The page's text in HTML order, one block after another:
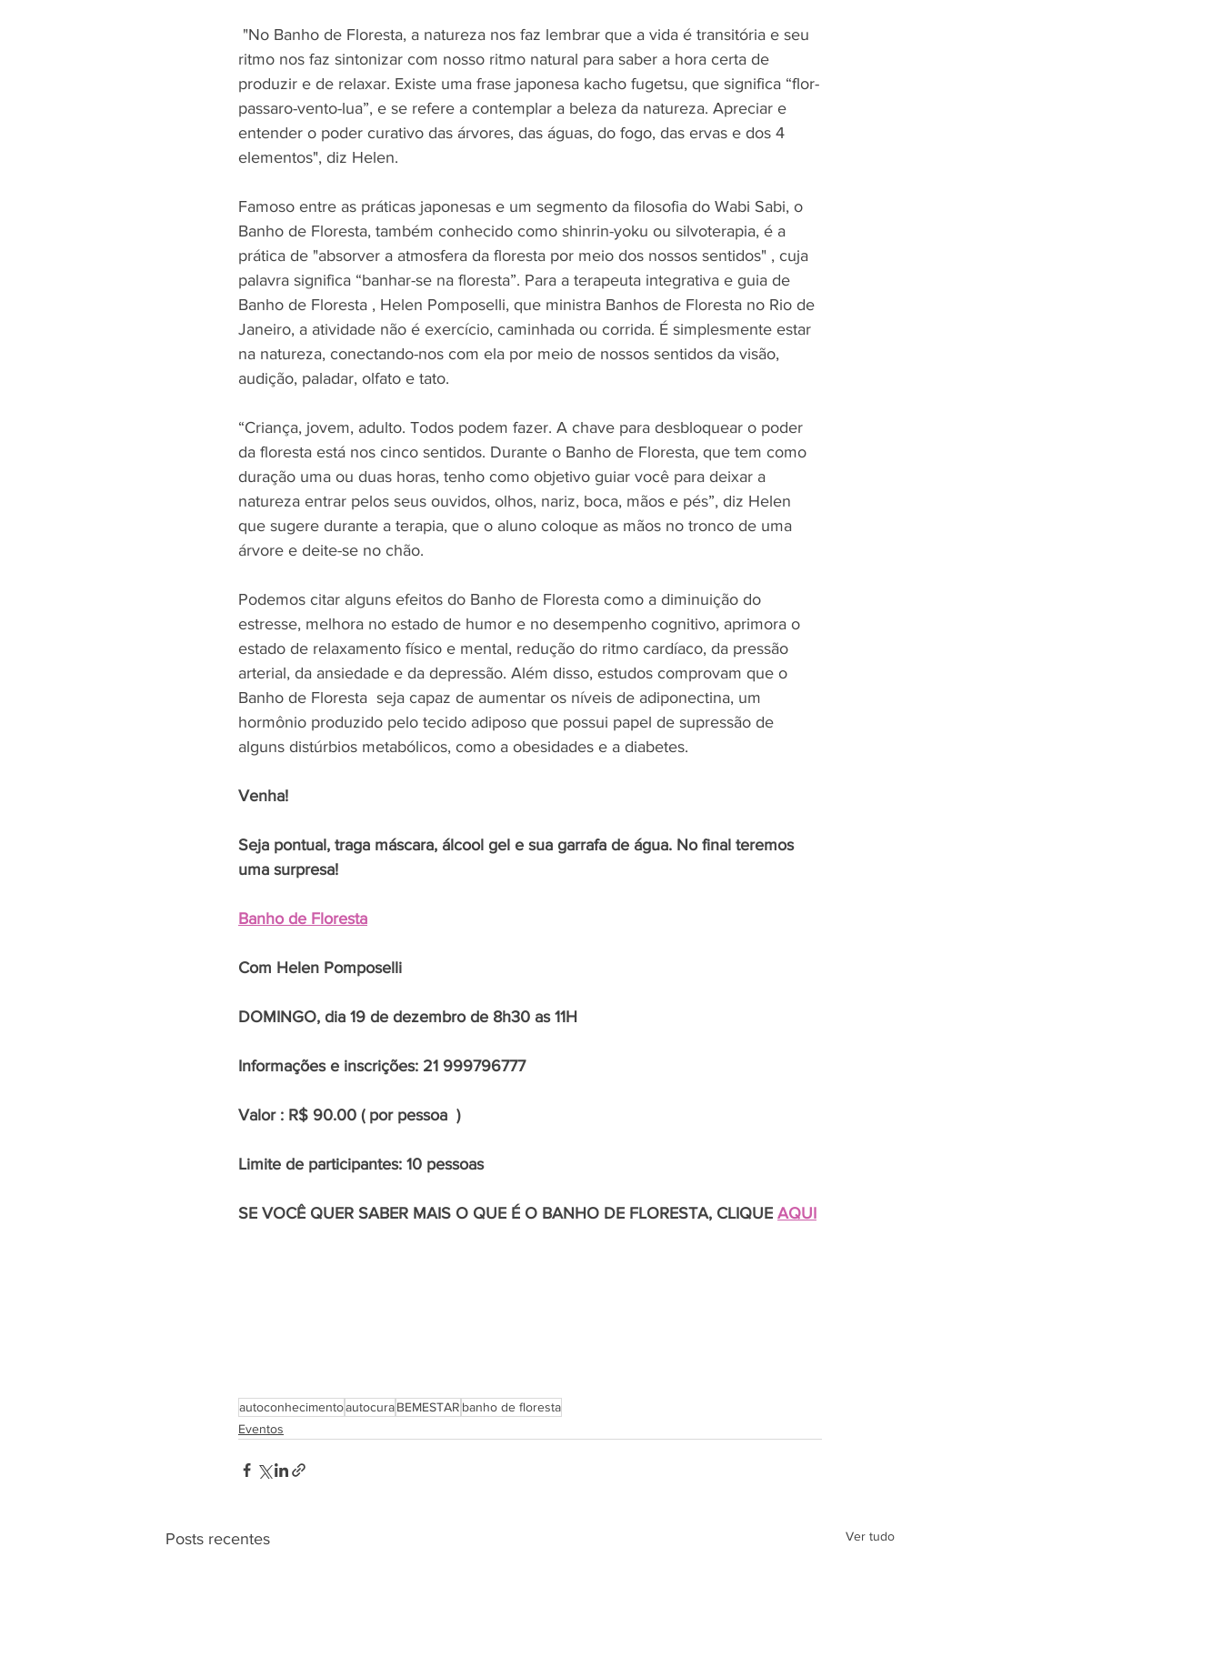
ritmo nos faz sintonizar com nosso ritmo natural para saber a hora certa de
produzir e de relaxar. Existe uma frase japonesa kacho fugetsu, que significa “flor-
passaro-vento-lua”, e se refere a contemplar a beleza da natureza. Apreciar e
entender o poder curativo das árvores, das águas, do fogo, das ervas e dos 4
elementos", diz Helen.
Famoso entre as práticas japonesas e um segmento da filosofia do Wabi Sabi, o
Banho de Floresta, também conhecido como shinrin-yoku ou silvoterapia, é a
prática de "absorver a atmosfera da floresta por meio dos nossos sentidos" , cuja
palavra significa “banhar-se na floresta”. Para a terapeuta integrativa e guia de
Banho de Floresta , Helen Pomposelli, que ministra Banhos de Floresta no Rio de
Janeiro, a atividade não é exercício, caminhada ou corrida. É simplesmente estar
na natureza, conectando-nos com ela por meio de nossos sentidos da visão,
audição, paladar, olfato e tato.
“Criança, jovem, adulto. Todos podem fazer. A chave para desbloquear o poder
da floresta está nos cinco sentidos. Durante o Banho de Floresta, que tem como
duração uma ou duas horas, tenho como objetivo guiar você para deixar a
natureza entrar pelos seus ouvidos, olhos, nariz, boca, mãos e pés”, diz Helen
que sugere durante a terapia, que o aluno coloque as mãos no tronco de uma
árvore e deite-se no chão.
Podemos citar alguns efeitos do Banho de Floresta como a diminuição do
estresse, melhora no estado de humor e no desempenho cognitivo, aprimora o
estado de relaxamento físico e mental, redução do ritmo cardíaco, da pressão
arterial, da ansiedade e da depressão. Além disso, estudos comprovam que o
Banho de Floresta  seja capaz de aumentar os níveis de adiponectina, um
hormônio produzido pelo tecido adiposo que possui papel de supressão de
alguns distúrbios metabólicos, como a obesidades e a diabetes.
Venha!
Seja pontual, traga máscara, álcool gel e sua garrafa de água. No final teremos
uma surpresa!
Banho de Floresta
Com Helen Pomposelli
DOMINGO, dia 19 de dezembro de 8h30 as 11H
Informações e inscrições: 21 999796777
Valor : R$ 90.00 ( por pessoa  )
Limite de participantes: 10 pessoas
SE VOCÊ QUER SABER MAIS O QUE É O BANHO DE FLORESTA, CLIQUE AQUI
autoconhecimentoautocuraBEMESTAR banho de floresta
Eventos
Posts recentes Ver tudo